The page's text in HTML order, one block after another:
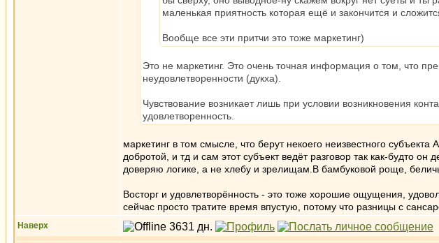
маленькая приятность которая ещё и закончится и
Вообще все эти притчи это тоже маркетинг)
Это не маркетинг. Это очень точная информация о том, что
неудовлетворенности (дукха).
Чувствование возникает лишь при условии возникновения
удовлетворенность.
маркетинг в том смысле, что берут некоего неизвестного
добротой, и тд и сам этот субъект ведёт разговор так как-будто
доверяю логике, а не хлебу и зрелищам.В бамбуковой роще,
Восторг и удовлетворённость - это тоже хорошие ощущения,
сейчас просто тратите время впустую, потому что разницы с
Наверх